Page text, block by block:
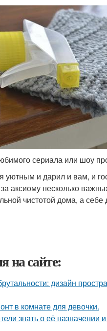
сериала или шоу
и дарил и вам, и
аксиому несколько
чистотой дома, а
на сайте:
дизайн
в комнате для девочки.
знать о её назначении